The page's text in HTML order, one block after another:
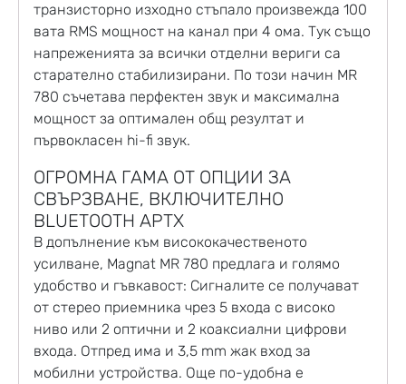
транзисторно изходно стъпало произвежда 100
вата RMS мощност на канал при 4 ома. Тук също
напреженията за всички отделни вериги са
старателно стабилизирани. По този начин MR
780 съчетава перфектен звук и максимална
мощност за оптимален общ резултат и
първокласен hi-fi звук.
ОГРОМНА ГАМА ОТ ОПЦИИ ЗА
СВЪРЗВАНЕ, ВКЛЮЧИТЕЛНО
BLUETOOTH APTX
В допълнение към висококачественото
усилване, Magnat MR 780 предлага и голямо
удобство и гъвкавост: Сигналите се получават
от стерео приемника чрез 5 входа с високо
ниво или 2 оптични и 2 коаксиални цифрови
входа. Отпред има и 3,5 mm жак вход за
мобилни устройства. Още по-удобна е